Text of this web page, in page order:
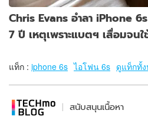
Chris Evans อำลา iPhone
7 ปี เหตุเพราะแบตฯ เสื่อมจนใ
แท็ก : iphone 6s ไอโฟน 6s ดูแท็กทั้
สนับสนุนเนื้อหา